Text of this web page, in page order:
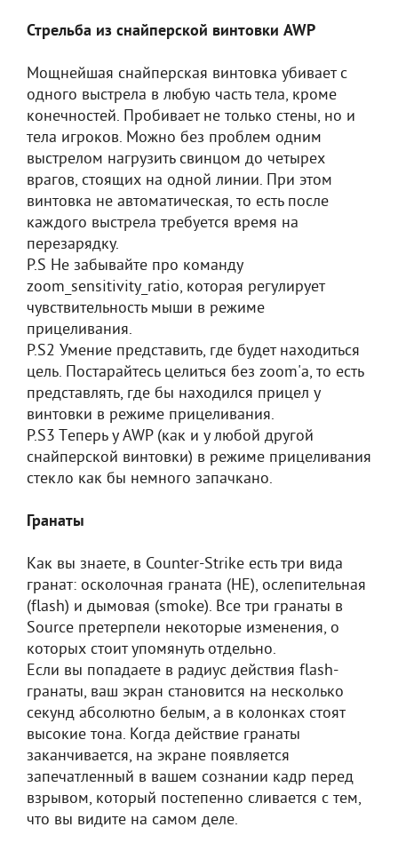
Стрельба из снайперской винтовки AWP
Мощнейшая снайперская винтовка убивает с
одного выстрела в любую часть тела, кроме
конечностей. Пробивает не только стены, но и
тела игроков. Можно без проблем одним
выстрелом нагрузить свинцом до четырех
врагов, стоящих на одной линии. При этом
винтовка не автоматическая, то есть после
каждого выстрела требуется время на
перезарядку.
P.S Не забывайте про команду
zoom_sensitivity_ratio, которая регулирует
чувствительность мыши в режиме
прицеливания.
P.S2 Умение представить, где будет находиться
цель. Постарайтесь целиться без zoom'а, то есть
представлять, где бы находился прицел у
винтовки в режиме прицеливания.
P.S3 Tеперь у AWP (как и у любой другой
снайперской винтовки) в режиме прицеливания
стекло как бы немного запачкано.
Гранаты
Как вы знаете, в Counter-Strike есть три вида
гранат: осколочная граната (HE), ослепительная
(flash) и дымовая (smoke). Все три гранаты в
Source претерпели некоторые изменения, о
которых стоит упомянуть отдельно.
Если вы попадаете в радиус действия flash-
гранаты, ваш экран становится на несколько
секунд абсолютно белым, а в колонках стоят
высокие тона. Когда действие гранаты
заканчивается, на экране появляется
запечатленный в вашем сознании кадр перед
взрывом, который постепенно сливается с тем,
что вы видите на самом деле.